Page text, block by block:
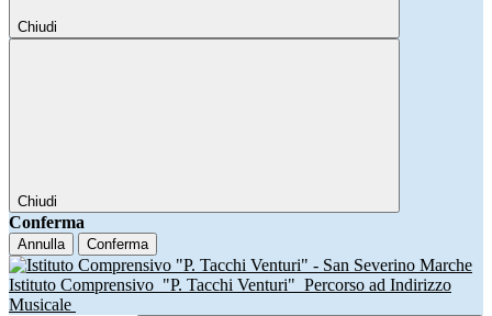
Chiudi
Chiudi
Conferma
Annulla Conferma
Istituto Comprensivo "P. Tacchi Venturi" Percorso ad Indirizzo
Musicale